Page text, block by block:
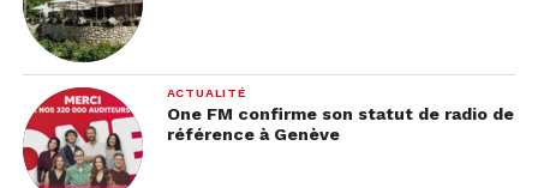
ACTUALITÉ
One FM confirme son statut de radio de
référence à Genève